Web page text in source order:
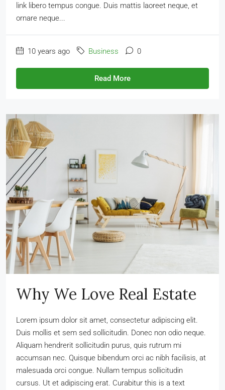
link libero tempus congue. Duis mattis laoreet neque, et
ornare neque...
10 years ago Business 0
Read More
Why We Love Real Estate
Lorem ipsum dolor sit amet, consectetur adipiscing elit.
Duis mollis et sem sed sollicitudin. Donec non odio neque.
Aliquam hendrerit sollicitudin purus, quis rutrum mi
accumsan nec. Quisque bibendum orci ac nibh facilisis, at
malesuada orci congue. Nullam tempus sollicitudin
cursus. Ut et adipiscing erat. Curabitur this is a text